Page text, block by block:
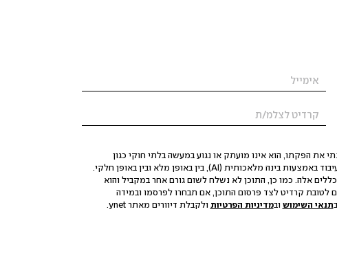
את הפקתו, הוא אינו מועתק או נגוע במעשה בלתי חוקי כגון
הסגת גבול ופגיעה בפרטיות. התוכן לא הופק, לא נערך ולא עבר כל עיבוד באמצעות בינה מלאכותית (AI), בין באופן מלא ובין באופן חלקי.
אלה. כמו כן, התוכן לא נשלח לשום גורם אחר במקביל והוא
לטובת קרדיט לצד פרסום התוכן, אם תבחרו לפרסמו ובמידה
תנאי השימוש ובמדיניות הפרטיות ולקבלת דיוורים מאתר ynet.